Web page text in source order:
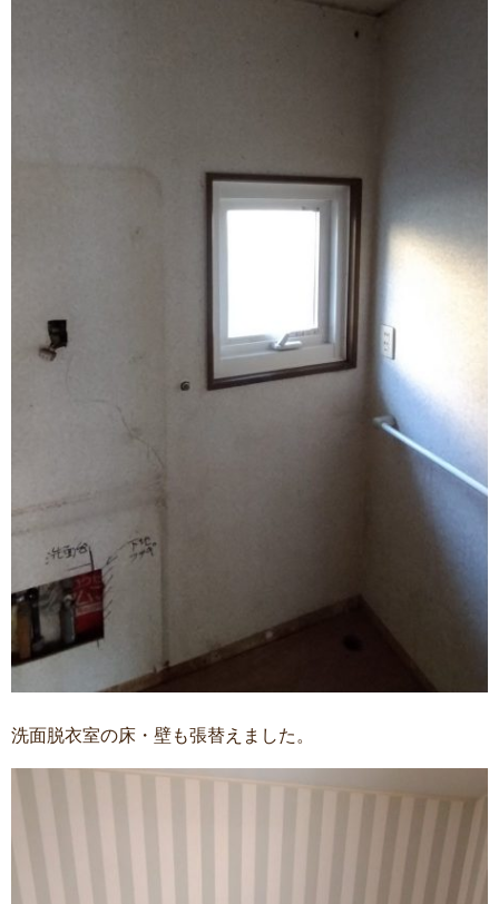
洗面脱衣室の床・壁も張替えました。